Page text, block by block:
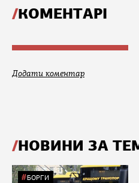
КОМЕНТАРІ
Додати коментар
НОВИНИ ЗА
БОРГИ